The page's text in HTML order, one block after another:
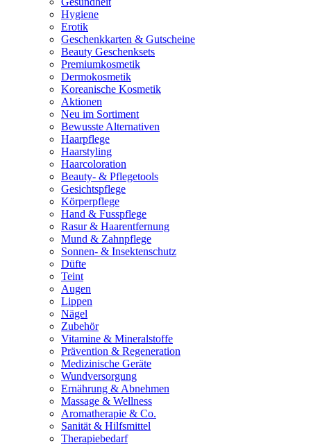
Hygiene
Erotik
Geschenkkarten & Gutscheine
Beauty Geschenksets
Premiumkosmetik
Dermokosmetik
Koreanische Kosmetik
Aktionen
Neu im Sortiment
Bewusste Alternativen
Haarpflege
Haarstyling
Haarcoloration
Beauty- & Pflegetools
Gesichtspflege
Körperpflege
Hand & Fusspflege
Rasur & Haarentfernung
Mund & Zahnpflege
Sonnen- & Insektenschutz
Düfte
Teint
Augen
Lippen
Nägel
Zubehör
Vitamine & Mineralstoffe
Prävention & Regeneration
Medizinische Geräte
Wundversorgung
Ernährung & Abnehmen
Massage & Wellness
Aromatherapie & Co.
Sanität & Hilfsmittel
Therapiebedarf